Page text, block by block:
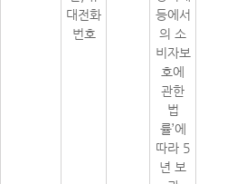
대전화
번호
등에서
의 소
비자보
호에
관한
법
률’에
따라 5
년 보